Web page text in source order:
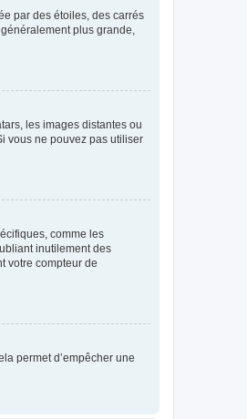
par des étoiles, des carrés
plus grande,
les images distantes ou
vous ne pouvez pas utiliser
comme les
inutilement des
votre compteur de
permet d’empêcher une